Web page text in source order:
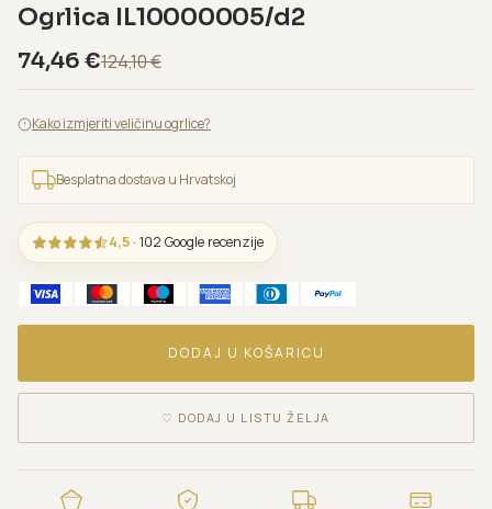
Ogrlica IL10000005/d2
74,46 €124,10€
Kako izmjeriti veličinu ogrlice?
Besplatna dostava u Hrvatskoj
4,5 · 102 Google recenzije
DODAJ U KOŠARICU
♡ DODAJ U LISTU ŽELJA